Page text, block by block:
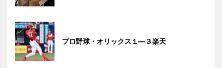
プロ野球・オリックス１―３楽天